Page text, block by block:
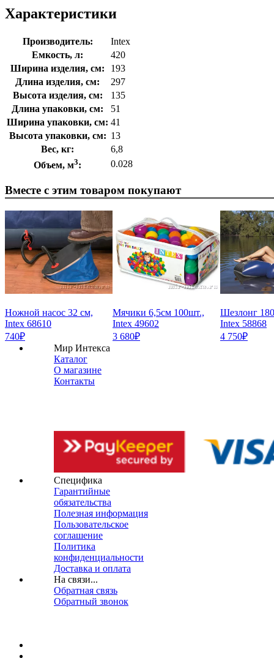
Характеристики
Производитель:
Intex
Емкость, л:
420
Ширина изделия, см:
193
Длина изделия, см:
297
Высота изделия, см:
135
Длина упаковки, см:
51
Ширина упаковки, см: 41
Высота упаковки, см: 13
Вес, кг:
6,8
Объем, м3: 0.028
Вместе с этим товаром покупают
Ножной насос 32 см,
Intex 68610
740₽
Мячики 6,5см 100шт.,
Intex 49602
3 680₽
Шезлонг
Intex 58868
4 750₽
Мир Интекса
Каталог
О магазине
Контакты
Специфика
Гарантийные
обязательства
Полезная информация
Пользовательское
соглашение
Политика
конфиденциальности
Доставка и оплата
На связи...
Обратная связь
Обратный звонок